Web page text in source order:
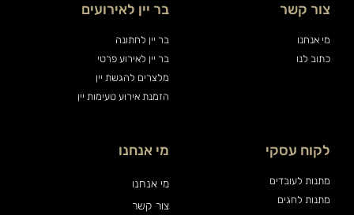
צור קשר
מי אנחנו
כתוב לנו
בר יין לאירועים
בר יין לחתונה
בר יין לאירוע פרטי
מלצרים להגשת יין
הזמנת אירוע טעימות יין
לקוח עסקי
מתנות לעובדים
מתנות לחגים
מי אנחנו
מי אנחנו
צור קשר